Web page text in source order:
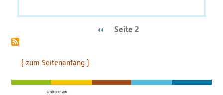
Vorherige
‹‹ Seite 2
( zum Seitenanfang )